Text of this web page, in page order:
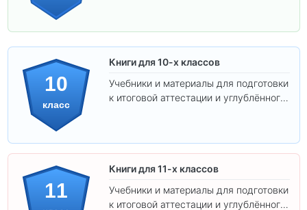
10
класс
Книги для 10-х классов
Учебники и материалы для подготовки
к итоговой аттестации и углублённого
11
Книги для 11-х классов
Учебники и материалы для подготовки
к итоговой аттестации и углублённого